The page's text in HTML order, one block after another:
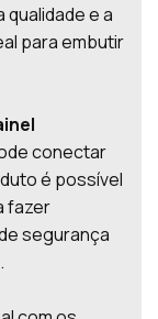
e a
para embutir
conectar
é possível
fazer
segurança